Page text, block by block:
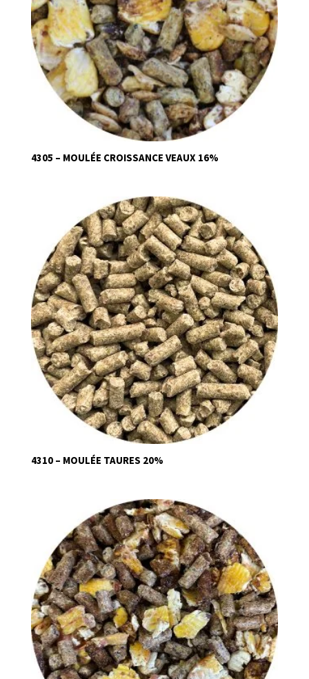
4305 – MOULÉE CROISSANCE VEAUX 16%
4310 – MOULÉE TAURES 20%